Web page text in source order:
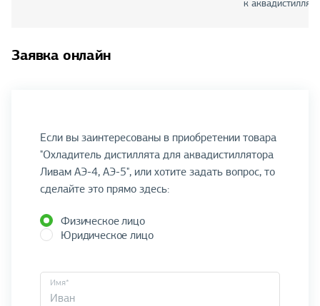
к
Заявка онлайн
Если вы заинтересованы в приобретении товара
"Охладитель дистиллята для аквадистиллятора
Ливам АЭ-4, АЭ-5", или хотите задать вопрос, то
сделайте это прямо здесь:
Физическое лицо
Юридическое лицо
Имя*